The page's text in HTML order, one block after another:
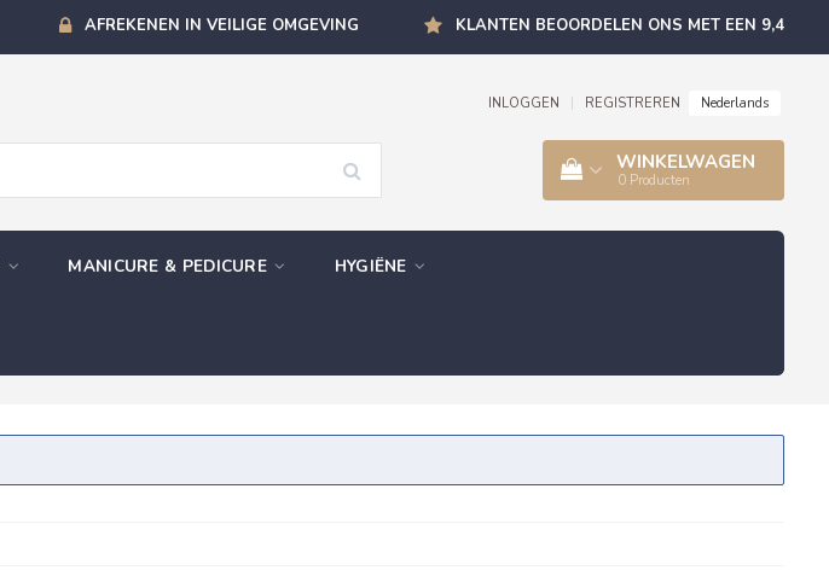
AFREKENEN IN VEILIGE OMGEVING KLANTEN BEOORDELEN ONS MET EEN 9,4
INLOGGEN REGISTREREN Nederlands
WINKELWAGEN
0 Producten
MANICURE & PEDICURE HYGIËNE